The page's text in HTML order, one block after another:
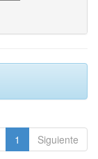
1 Siguiente